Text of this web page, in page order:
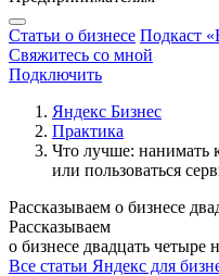
Статьи о бизнесе Подкаст
Свяжитесь со мной
Подключить
Яндекс Бизнес
Практика
Что лучше: нанимать
или пользоваться
Рассказываем о бизнесе
Рассказываем
о бизнесе двадцать четыре
Все статьи Яндекс для